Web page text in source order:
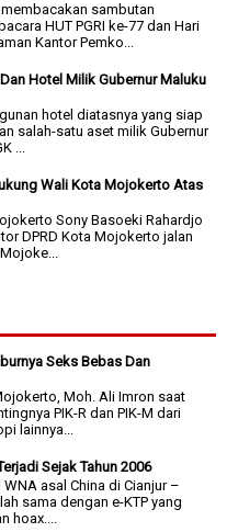
sambutan
HUT PGRI ke-77 dan Hari
Kantor Pemko...
Hotel Milik Gubernur Maluku
hotel diatasnya yang siap
salah-satu aset milik Gubernur
...
Wali Kota Mojokerto Atas
Sony Basoeki Rahardjo
DPRD Kota Mojokerto jalan
Seks Bebas Dan
Moh. Ali Imron saat
PIK-R dan PIK-M dari
lainnya...
Sejak Tahun 2006
WNA asal China di Cianjur –
sama dengan e-KTP yang
hoax....